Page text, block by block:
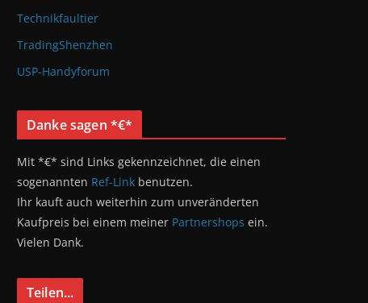
Technikfaultier
TradingShenzhen
USP-Handyforum
Danke sagen *€*
Mit *€* sind Links gekennzeichnet, die einen
sogenannten Ref-Link benutzen.
Ihr kauft auch weiterhin zum unveränderten
Kaufpreis bei einem meiner Partnershops ein.
Vielen Dank.
Teilen...